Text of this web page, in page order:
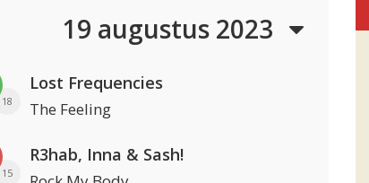
19 augustus 2023
18
Lost Frequencies
The Feeling
15
R3hab, Inna & Sash!